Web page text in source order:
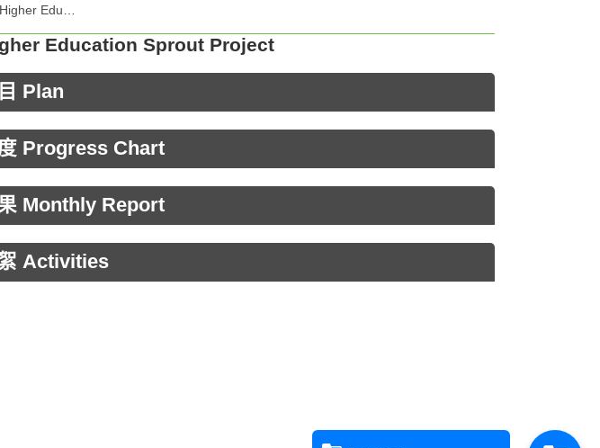
Education Sprout Project
Plan
Progress Chart
Monthly Report
Activities